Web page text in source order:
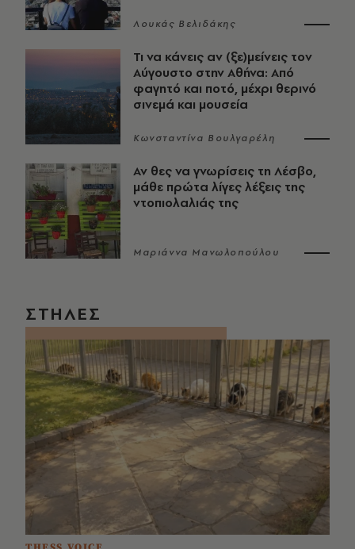
Λουκάς Βελιδάκης
Τι να κάνεις αν (ξε)μείνεις τον
Αύγουστο στην Αθήνα: Από
φαγητό και ποτό, μέχρι θερινό
σινεμά και μουσεία
Κωνσταντίνα Βουλγαρέλη
Αν θες να γνωρίσεις τη Λέσβο,
μάθε πρώτα λίγες λέξεις της
ντοπιολαλιάς της
Μαριάννα Μανωλοπούλου
ΣΤΗΛΕΣ